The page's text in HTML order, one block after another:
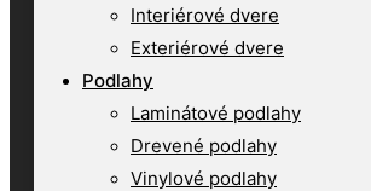
Interiérové dvere
Exteriérové dvere
Podlahy
Laminátové podlahy
Drevené podlahy
Vinylové podlahy